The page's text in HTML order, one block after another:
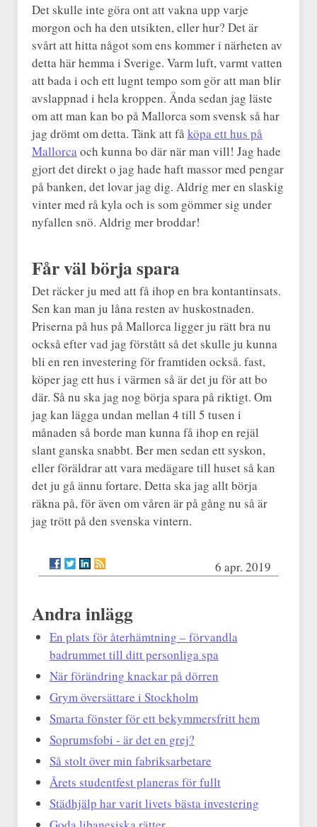
Det skulle inte göra ont att vakna upp varje
morgon och ha den utsikten, eller hur? Det är
svårt att hitta något som ens kommer i närheten av
detta här hemma i Sverige. Varm luft, varmt vatten
att bada i och ett lugnt tempo som gör att man blir
avslappnad i hela kroppen. Ända sedan jag läste
om att man kan bo på Mallorca som svensk så har
jag drömt om detta. Tänk att fåköpa ett hus på
Mallorcaoch kunna bo där när man vill! Jag hade
gjort det direkt o jag hade haft massor med pengar
på banken, det lovar jag dig. Aldrig mer en slaskig
vinter med rå kyla och is som gömmer sig under
nyfallen snö. Aldrig mer broddar!
Får väl börja spara
Det räcker ju med att få ihop en bra kontantinsats.
Sen kan man ju låna resten av huskostnaden.
Priserna på hus på Mallorca ligger ju rätt bra nu
också efter vad jag förstått så det skulle ju kunna
bli en ren investering för framtiden också. fast,
köper jag ett hus i värmen så är det ju för att bo
där. Så nu ska jag nog börja spara på riktigt. Om
jag kan lägga undan mellan 4 till 5 tusen i
månaden så borde man kunna få ihop en rejäl
slant ganska snabbt. Ber men sedan ett syskon,
eller föräldrar att vara medägare till huset så kan
det ju gå ännu fortare. Detta ska jag allt börja
räkna på, för även om våren är på gång nu så är
jag trött på den svenska vintern.
6 apr. 2019
Andra inlägg
En plats för återhämtning – förvandla
badrummet till ditt personliga spa
När förändring knackar på dörren
Grym översättare i Stockholm
Smarta fönster för ett bekymmersfritt hem
Soprumsfobi - är det en grej?
Så stolt över min fabriksarbetare
Årets studentfest planeras för fullt
Städhjälp har varit livets bästa investering